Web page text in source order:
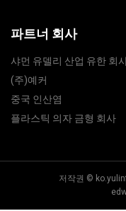
파트너 회사
샤먼 유델리 산업 유한
(주)예커
중국 인산염
플라스틱 의자 금형 회사
저작권 ©